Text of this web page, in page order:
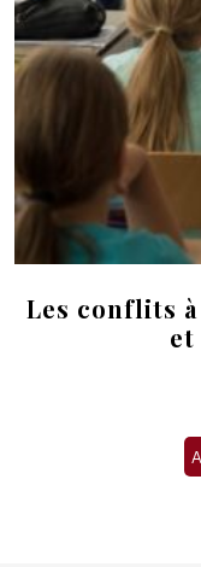
Les conflits
et